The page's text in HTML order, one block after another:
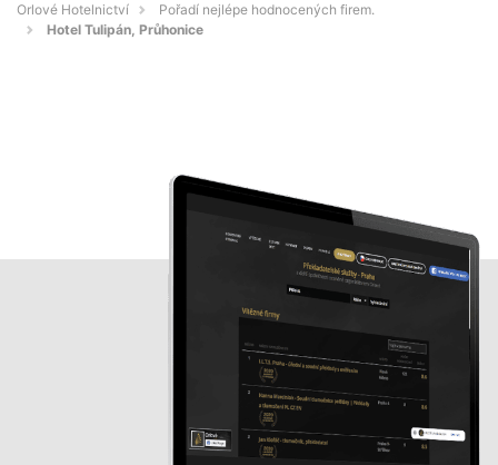
Orlové Hotelnictví
Pořadí nejlépe hodnocených firem.
Hotel Tulipán, Průhonice